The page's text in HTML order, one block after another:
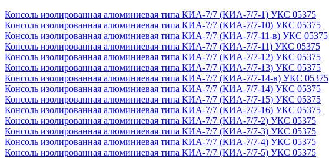
Консоль изолированная алюминиевая типа КИА-7/7 (КИА-7/7-1) УКС 05375
Консоль изолированная алюминиевая типа КИА-7/7 (КИА-7/7-10) УКС 05375
Консоль изолированная алюминиевая типа КИА-7/7 (КИА-7/7-11-в) УКС 05375
Консоль изолированная алюминиевая типа КИА-7/7 (КИА-7/7-11) УКС 05375
Консоль изолированная алюминиевая типа КИА-7/7 (КИА-7/7-12) УКС 05375
Консоль изолированная алюминиевая типа КИА-7/7 (КИА-7/7-13) УКС 05375
Консоль изолированная алюминиевая типа КИА-7/7 (КИА-7/7-14-в) УКС 05375
Консоль изолированная алюминиевая типа КИА-7/7 (КИА-7/7-14) УКС 05375
Консоль изолированная алюминиевая типа КИА-7/7 (КИА-7/7-15) УКС 05375
Консоль изолированная алюминиевая типа КИА-7/7 (КИА-7/7-16) УКС 05375
Консоль изолированная алюминиевая типа КИА-7/7 (КИА-7/7-2) УКС 05375
Консоль изолированная алюминиевая типа КИА-7/7 (КИА-7/7-3) УКС 05375
Консоль изолированная алюминиевая типа КИА-7/7 (КИА-7/7-4) УКС 05375
Консоль изолированная алюминиевая типа КИА-7/7 (КИА-7/7-5) УКС 05375